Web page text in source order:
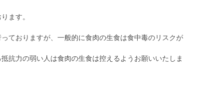
ます。
ておりますが、一般的に食肉の生食は食中毒のリスクが
抗力の弱い人は食肉の生食は控えるようお願いいたしま